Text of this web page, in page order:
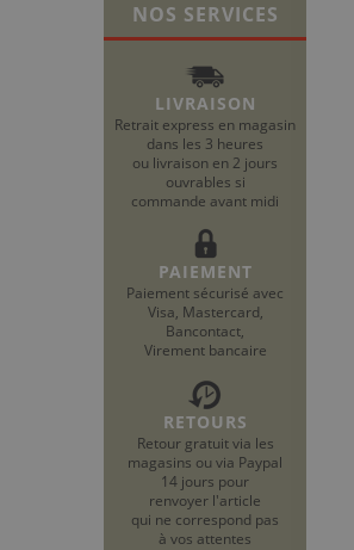
NOS SERVICES
LIVRAISON
Retrait express en magasin
dans les 3 heures
ou livraison en 2 jours
ouvrables si
commande avant midi
PAIEMENT
Paiement sécurisé avec
Visa, Mastercard,
Bancontact,
Virement bancaire
RETOURS
Retour gratuit via les
magasins ou via Paypal
14 jours pour
renvoyer l'article
qui ne correspond pas
à vos attentes